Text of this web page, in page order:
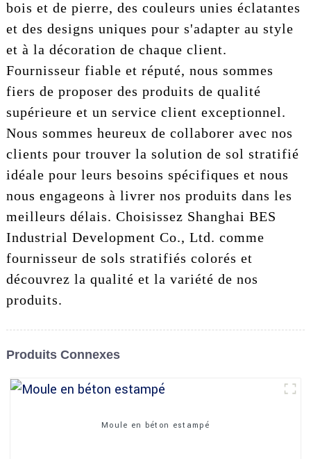
bois et de pierre, des couleurs unies éclatantes
et des designs uniques pour s'adapter au style
et à la décoration de chaque client.
Fournisseur fiable et réputé, nous sommes
fiers de proposer des produits de qualité
supérieure et un service client exceptionnel.
Nous sommes heureux de collaborer avec nos
clients pour trouver la solution de sol stratifié
idéale pour leurs besoins spécifiques et nous
nous engageons à livrer nos produits dans les
meilleurs délais. Choisissez Shanghai BES
Industrial Development Co., Ltd. comme
fournisseur de sols stratifiés colorés et
découvrez la qualité et la variété de nos
produits.
Produits Connexes
Moule en béton estampé